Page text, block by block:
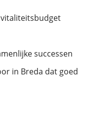
vitaliteitsbudget
successen
in Breda dat goed